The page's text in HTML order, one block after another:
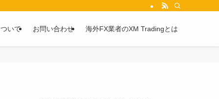
いて お問い合わせ 海外FX業者のXM Tradingとは